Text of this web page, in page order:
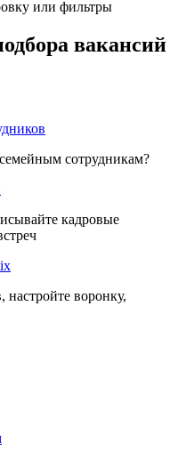
или фильтры
вакансий
сотрудникам?
кадровые
настройте воронку,